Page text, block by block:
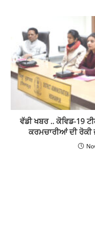
ਵੱਡੀ ਖਬਰ .. ਕੋਵਿਡ-19
ਕਰਮਚਾਰੀਆਂ ਦੀ ਰੋਕੀ